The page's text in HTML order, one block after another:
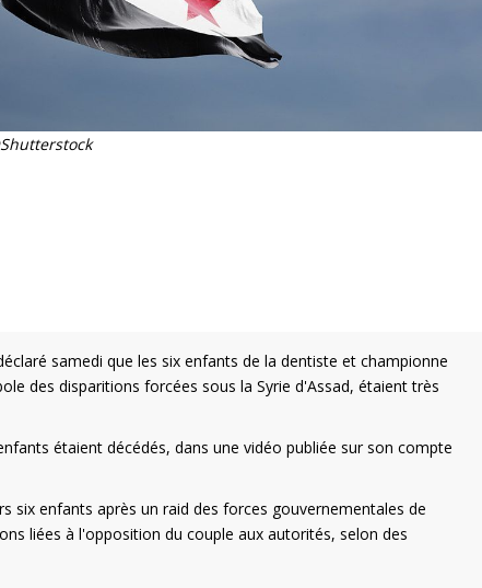
samedi que les six enfants de la dentiste et championne
des disparitions forcées sous la Syrie d'Assad, étaient très
étaient décédés, dans une vidéo publiée sur son compte
six enfants après un raid des forces gouvernementales de
liées à l'opposition du couple aux autorités, selon des